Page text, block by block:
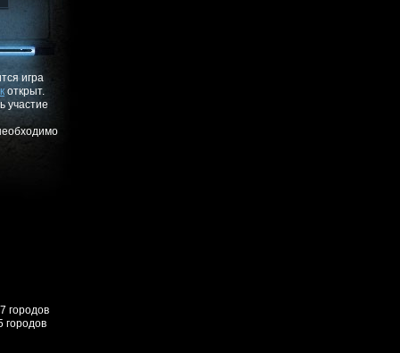
игра
открыт.
участие
городов
городов